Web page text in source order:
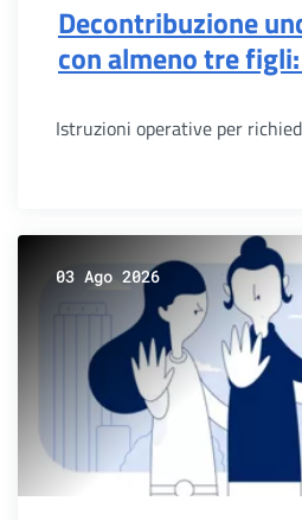
Decontribuzione
con almeno tre
Istruzioni operative per
03 Ago 2026